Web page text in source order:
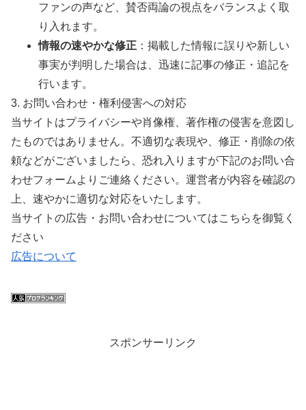
ファンの声など、賛否両論の視点をバランスよく取
り入れます。
情報の速やかな修正 ：掲載した情報に誤りや新しい
事実が判明した場合は、迅速に記事の修正・追記を
行います。
3. お問い合わせ・権利侵害への対応
当サイトはプライバシーや肖像権、著作権の侵害を意図し
たものではありません。不適切な表現や、修正・削除の依
頼などがございましたら、恐れ入りますが下記のお問い合
わせフォームよりご連絡ください。運営者が内容を確認の
上、速やかに適切な対応をいたします。
当サイトの広告・お問い合わせについてはこちらを御覧く
ださい
広告について
スポンサーリンク